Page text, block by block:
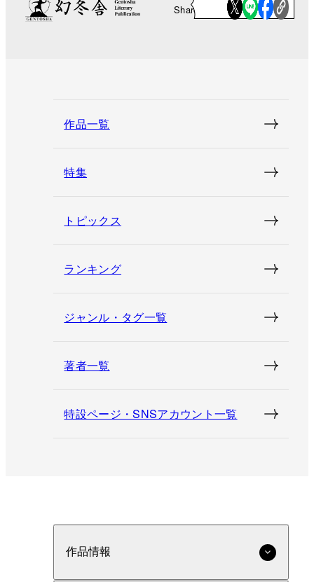
Share
作品一覧
特集
トピックス
ランキング
ジャンル・タグ一覧
著者一覧
特設ページ・SNSアカウント一覧
作品情報